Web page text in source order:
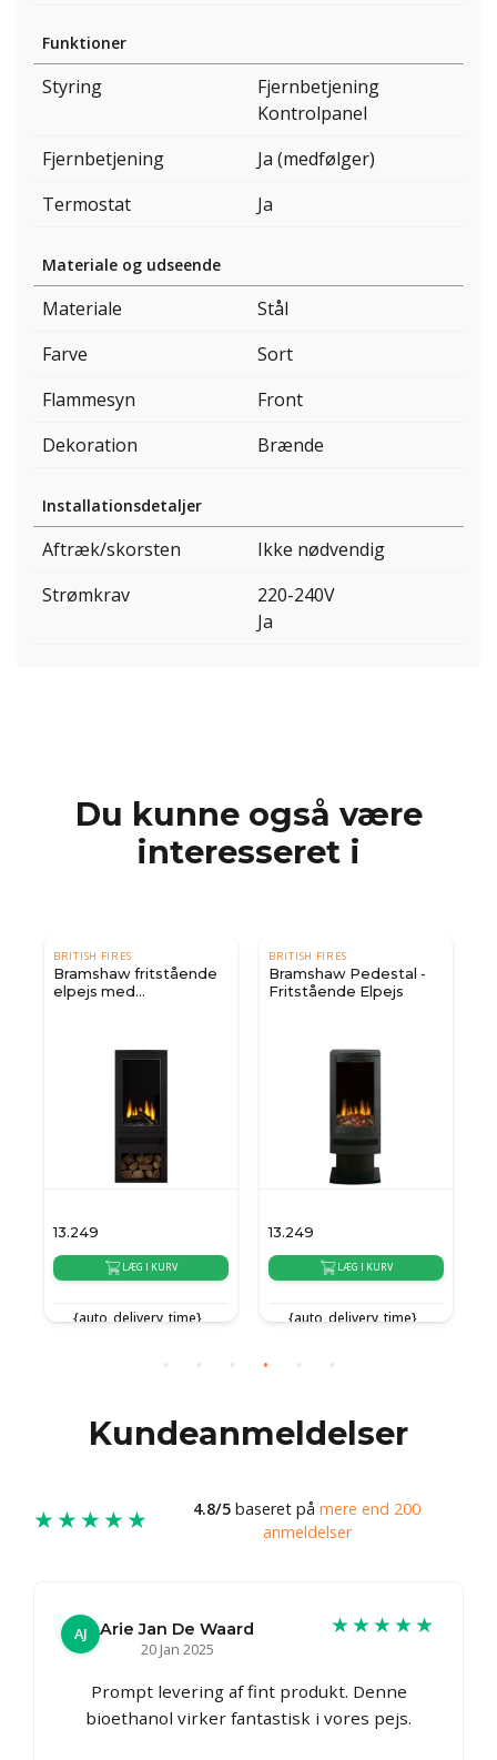
Funktioner
Styring
Fjernbetjening
Kontrolpanel
Fjernbetjening
Ja (medfølger)
Termostat
Ja
Materiale og udseende
Materiale
Stål
Farve
Sort
Flammesyn
Front
Dekoration
Brænde
Installationsdetaljer
Aftræk/skorsten
Ikke nødvendig
Strømkrav
220-240V
Ja
Du kunne også være
interesseret i
BRITISH FIRES
Bramshaw fritstående
elpejs med
13.249
LÆG I KURV
{auto_delivery_time}
BRITISH FIRES
Bramshaw Pedestal -
Fritstående Elpejs
13.249
LÆG I KURV
{auto_delivery_time}
Kundeanmeldelser
★★★★★ 4.8/5 baseret på mere end 200
anmeldelser
AJ
Arie Jan De Waard
20 Jan 2025
★★★★★
Prompt levering af fint produkt. Denne
bioethanol virker fantastisk i vores pejs.